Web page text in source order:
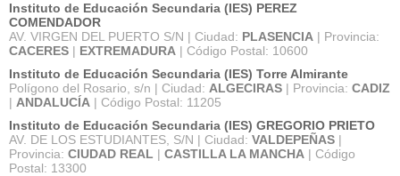
Instituto de Educación Secundaria (IES) PEREZ
COMENDADOR
AV. VIRGEN DEL PUERTO S/N | Ciudad: PLASENCIA | Provincia:
CACERES | EXTREMADURA | Código Postal: 10600
Instituto de Educación Secundaria (IES) Torre Almirante
Polígono del Rosario, s/n | Ciudad: ALGECIRAS | Provincia: CADIZ
| ANDALUCÍA | Código Postal: 11205
Instituto de Educación Secundaria (IES) GREGORIO PRIETO
AV. DE LOS ESTUDIANTES, S/N | Ciudad: VALDEPEÑAS |
Provincia: CIUDAD REAL | CASTILLA LA MANCHA | Código
Postal: 13300